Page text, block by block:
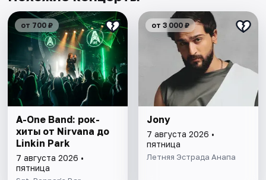
от 700 ₽
A-One Band: рок-
хиты от Nirvana до
Linkin Park
7 августа 2026 •
пятница
от 3 000 ₽
Jony
7 августа 2026 •
пятница
Летняя Эстрада Анапа